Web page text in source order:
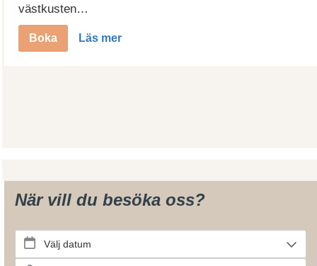
västkusten…
Boka Läs mer
När vill du besöka oss?